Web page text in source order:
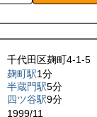
千代田区麹町4-1-5
麹町駅1分
半蔵門駅5分
四ツ谷駅9分
1999/11